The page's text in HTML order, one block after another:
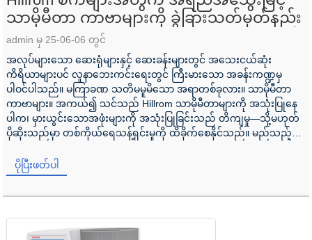
သာမိုမီတာ ကာဗာများကို ခွဲခြားသတ်မှတ်နည်း
admin မှ 25-06-06 တွင်
အလုပ်များသော ဆေးရုံများနှင့် ဆေးခန်းများတွင် အသေးငယ်ဆုံး
ကိရိယာများပင် လူနာဘေးကင်းရေးတွင် ကြီးမားသော အခန်းကဏ္ဍမှ
ပါဝင်ပါသည်။ မကြာခဏ သတိမမူမိသော အရာတစ်ခုလား။ သာမိုမီတာ
ကာဗာများ။ အကယ်၍ သင်သည် Hillrom သာမိုမီတာများကို အသုံးပြုနေ
ပါက၊ မှားယွင်းသောအဖုံးများကို အသုံးပြုခြင်းသည် တိကျမှု—သို့မဟုတ်
ပိုဆိုးသည်မှာ တစ်ကိုယ်ရေသန့်ရှင်းမှုကို ထိခိုက်စေနိုင်သည်။ မည်သည့်
သေချာပါ...
ပိုပြီးဖတ်ပါ